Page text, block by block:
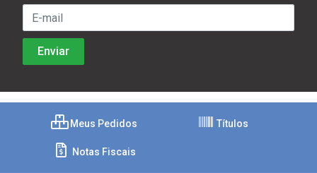
Meus Pedidos Títulos
Notas Fiscais